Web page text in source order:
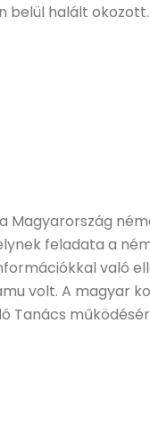
belül halált okozott.
Magyarország
feladata a
való
volt. A magyar
Tanács